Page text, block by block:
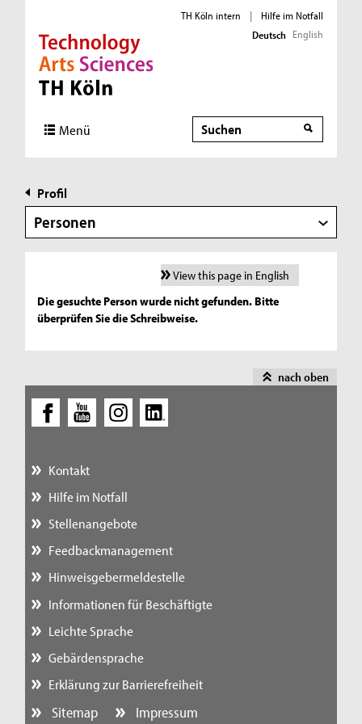
Direkt zur Hauptnavigation
Direkt zur Subnavigation
Direkt zum Inhalt
Direkt zum Fußbereich
TH Köln intern |
Hilfe im Notfall
Deutsch English
Menü Suche
Profil
Personen
View this page in English
Die gesuchte Person wurde nicht gefunden. Bitte
überprüfen Sie die Schreibweise.
nach oben
Kontakt
Hilfe im Notfall
Stellenangebote
Feedbackmanagement
Hinweisgebermeldestelle
Informationen für Beschäftigte
Leichte Sprache
Gebärdensprache
Erklärung zur Barrierefreiheit
Sitemap Impressum